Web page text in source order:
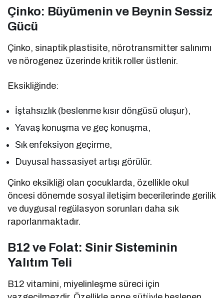
Çinko: Büyümenin ve Beynin Sessiz
Gücü
Çinko, sinaptik plastisite, nörotransmitter salınımı
ve nörogenez üzerinde kritik roller üstlenir.
Eksikliğinde:
İştahsızlık (beslenme kısır döngüsü oluşur),
Yavaş konuşma ve geç konuşma,
Sık enfeksiyon geçirme,
Duyusal hassasiyet artışı görülür.
Çinko eksikliği olan çocuklarda, özellikle okul
öncesi dönemde sosyal iletişim becerilerinde gerilik
ve duygusal regülasyon sorunları daha sık
raporlanmaktadır.
B12 ve Folat: Sinir Sisteminin
Yalıtım Teli
B12 vitamini, miyelinleşme süreci için